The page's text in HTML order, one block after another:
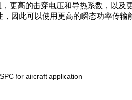
更高的击穿电压和导热系数，以
因此可以使用更高的瞬态功率传
for aircraft application